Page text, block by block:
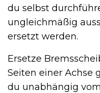
du selbst
ungleichmäßig
ersetzt werden.
Ersetze
Seiten einer Achse
du unabhängig